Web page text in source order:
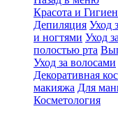
Красота и
Депиляция Уход
и ногтями Уход
полостью рта
Уход за волосами
Декоративная
макияжа Для
Косметология